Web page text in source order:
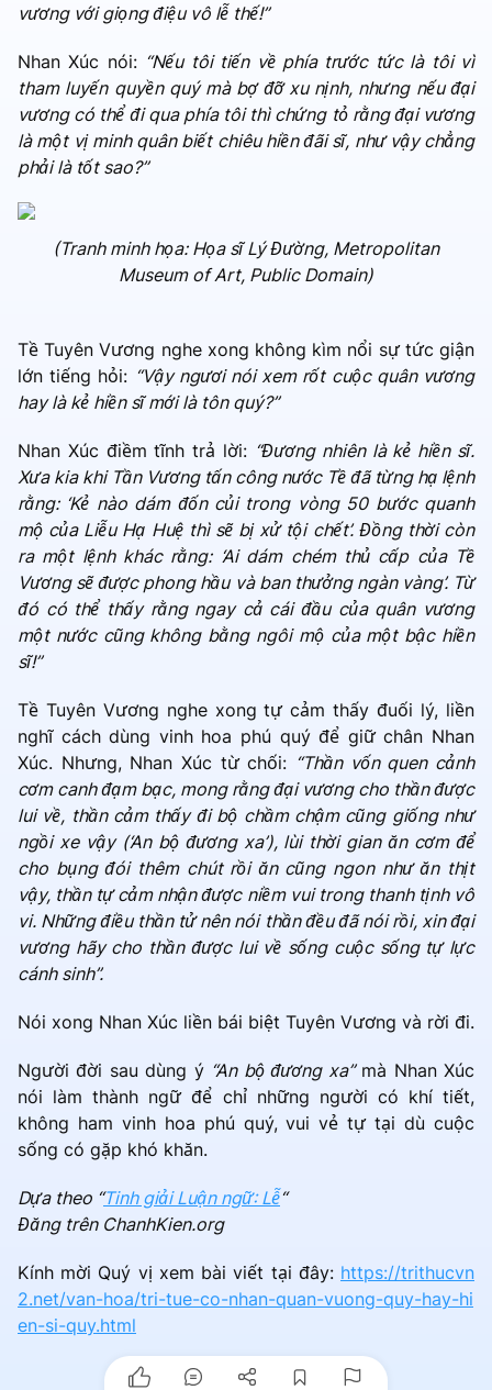
vương với giọng điệu vô lễ thế!”
Nhan Xúc nói: “Nếu tôi tiến về phía trước tức là tôi vì
tham luyến quyền quý mà bợ đỡ xu nịnh, nhưng nếu đại
vương có thể đi qua phía tôi thì chứng tỏ rằng đại vương
là một vị minh quân biết chiêu hiền đãi sĩ, như vậy chẳng
phải là tốt sao?”
(Tranh minh họa: Họa sĩ Lý Đường, Metropolitan
Museum of Art, Public Domain)
Tề Tuyên Vương nghe xong không kìm nổi sự tức giận
lớn tiếng hỏi: “Vậy ngươi nói xem rốt cuộc quân vương
hay là kẻ hiền sĩ mới là tôn quý?”
Nhan Xúc điềm tĩnh trả lời: “Đương nhiên là kẻ hiền sĩ.
Xưa kia khi Tần Vương tấn công nước Tề đã từng hạ lệnh
rằng: ‘Kẻ nào dám đốn củi trong vòng 50 bước quanh
mộ của Liễu Hạ Huệ thì sẽ bị xử tội chết’. Đồng thời còn
ra một lệnh khác rằng: ‘Ai dám chém thủ cấp của Tề
Vương sẽ được phong hầu và ban thưởng ngàn vàng’. Từ
đó có thể thấy rằng ngay cả cái đầu của quân vương
một nước cũng không bằng ngôi mộ của một bậc hiền
sĩ!”
Tề Tuyên Vương nghe xong tự cảm thấy đuối lý, liền
nghĩ cách dùng vinh hoa phú quý để giữ chân Nhan
Xúc. Nhưng, Nhan Xúc từ chối: “Thần vốn quen cảnh
cơm canh đạm bạc, mong rằng đại vương cho thần được
lui về, thần cảm thấy đi bộ chầm chậm cũng giống như
ngồi xe vậy (‘An bộ đương xa’), lùi thời gian ăn cơm để
cho bụng đói thêm chút rồi ăn cũng ngon như ăn thịt
vậy, thần tự cảm nhận được niềm vui trong thanh tịnh vô
vi. Những điều thần tử nên nói thần đều đã nói rồi, xin đại
vương hãy cho thần được lui về sống cuộc sống tự lực
cánh sinh”.
Nói xong Nhan Xúc liền bái biệt Tuyên Vương và rời đi.
Người đời sau dùng ý “An bộ đương xa”mà Nhan Xúc
nói làm thành ngữ để chỉ những người có khí tiết,
không ham vinh hoa phú quý, vui vẻ tự tại dù cuộc
sống có gặp khó khăn.
Dựa theo “Tinh giải Luận ngữ: Lễ“
Đăng trên ChanhKien.org
Kính mời Quý vị xem bài viết tại đây: https://trithucvn
2.net/van-hoa/tri-tue-co-nhan-quan-vuong-quy-hay-hi
en-si-quy.html